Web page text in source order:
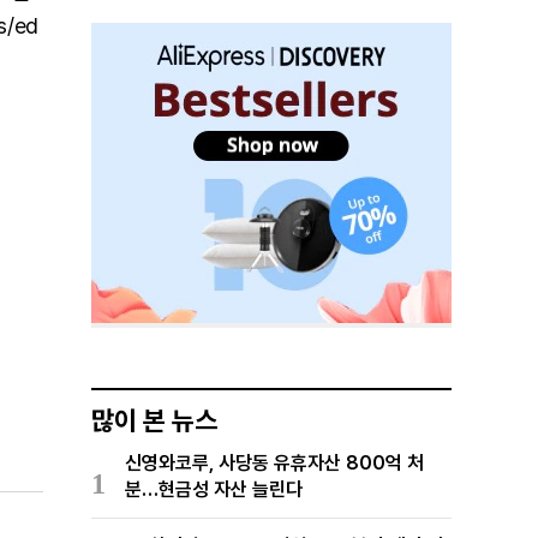
ed
많이 본 뉴스
1
신영와코루, 사당동 유휴자산 800억 처
분…현금성 자산 늘린다